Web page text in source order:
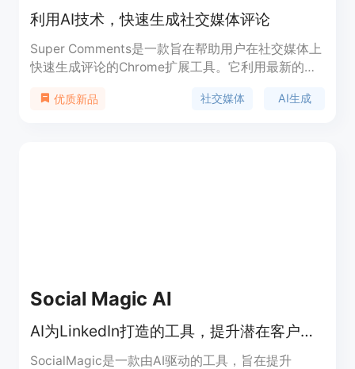
利用AI技术，快速生成社交媒体评论
Super Comments是一款旨在帮助用户在社交媒体上
快速生成评论的Chrome扩展工具。它利用最新的
提升社交媒体互动和关注度。产品支持多语言，用户
优质新品 社交媒体 AI生成
Social Magic AI
AI为LinkedIn打造的工具，提升潜在客户的参与度
SocialMagic是一款由AI驱动的工具，旨在提升